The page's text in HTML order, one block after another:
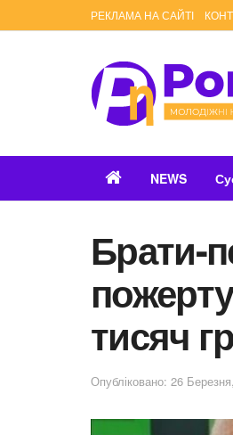
РЕКЛАМА НА САЙТІ
NEWS
Брати-
тисяч
Опубліковано: 26